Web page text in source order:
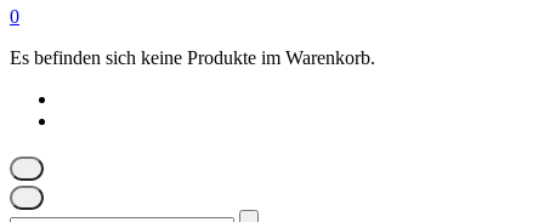
0
Es befinden sich keine Produkte im Warenkorb.